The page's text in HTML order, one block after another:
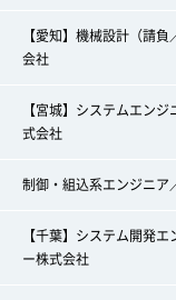
【愛知】機械設計（請
会社
【宮城】システムエン
式会社
制御・組込系エンジニア
【千葉】システム開発
ー株式会社